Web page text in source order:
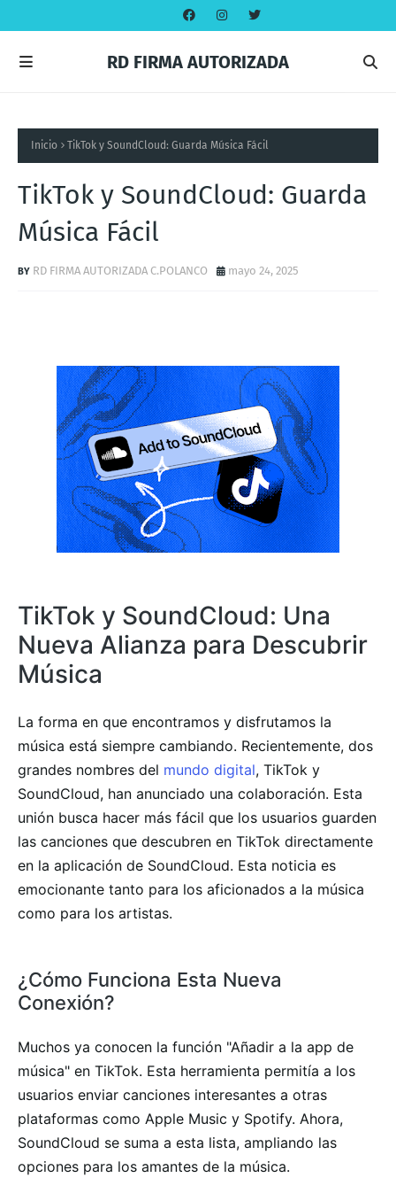
RD FIRMA AUTORIZADA
Inicio TikTok y SoundCloud: Guarda Música Fácil
TikTok y SoundCloud: Guarda
Música Fácil
RD FIRMA AUTORIZADA C.POLANCO mayo 24, 2025
TikTok y SoundCloud: Una
Nueva Alianza para Descubrir
Música
La forma en que encontramos y disfrutamos la
música está siempre cambiando. Recientemente, dos
grandes nombres del mundo digital, TikTok y
SoundCloud, han anunciado una colaboración. Esta
unión busca hacer más fácil que los usuarios guarden
las canciones que descubren en TikTok directamente
en la aplicación de SoundCloud. Esta noticia es
emocionante tanto para los aficionados a la música
como para los artistas.
¿Cómo Funciona Esta Nueva
Conexión?
Muchos ya conocen la función "Añadir a la app de
música" en TikTok. Esta herramienta permitía a los
usuarios enviar canciones interesantes a otras
plataformas como Apple Music y Spotify. Ahora,
SoundCloud se suma a esta lista, ampliando las
opciones para los amantes de la música.